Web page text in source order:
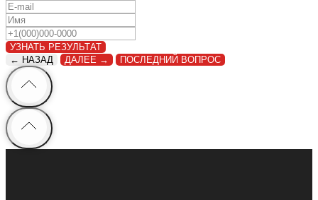
УЗНАТЬ РЕЗУЛЬТАТ
← НАЗАД
ДАЛЕЕ → ПОСЛЕДНИЙ ВОПРОС